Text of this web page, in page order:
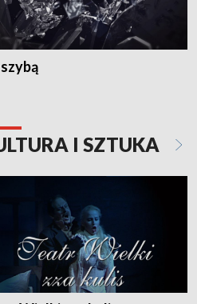
I SZTUKA